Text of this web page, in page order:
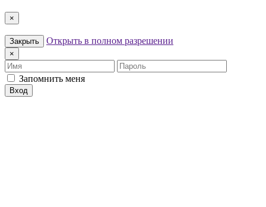
×
Закрыть Открыть в полном разрешении
×
Имя
Пароль
Запомнить меня
Вход